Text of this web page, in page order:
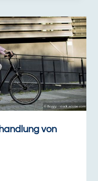
von